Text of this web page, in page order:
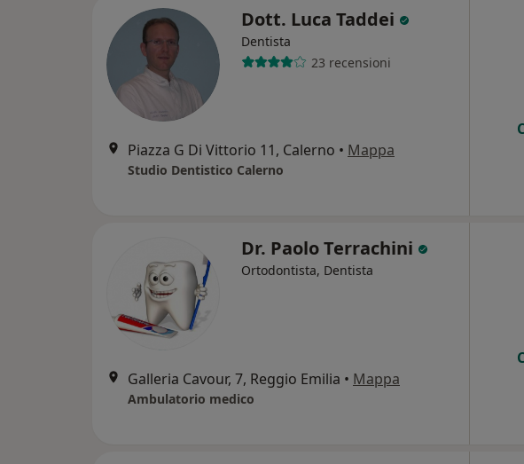
Dott. Luca Taddei
Dentista
23 recensioni
Piazza G Di Vittorio 11, Calerno • Mappa
Studio Dentistico Calerno
Dr. Paolo Terrachini
Ortodontista, Dentista
Galleria Cavour, 7, Reggio Emilia • Mappa
Ambulatorio medico